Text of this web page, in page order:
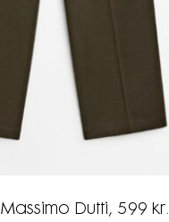
Massimo Dutti, 599 kr.